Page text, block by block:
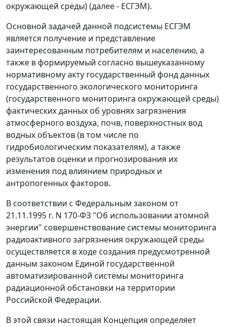
окружающей среды) (далее - ЕСГЭМ).
Основной задачей данной подсистемы ЕСГЭМ
является получение и представление
заинтересованным потребителям и населению, а
также в формируемый согласно вышеуказанному
нормативному акту государственный фонд данных
государственного экологического мониторинга
(государственного мониторинга окружающей среды)
фактических данных об уровнях загрязнения
атмосферного воздуха, почв, поверхностных вод
водных объектов (в том числе по
гидробиологическим показателям), а также
результатов оценки и прогнозирования их
изменения под влиянием природных и
антропогенных факторов.
В соответствии с Федеральным законом от
21.11.1995 г. N 170-ФЗ "Об использовании атомной
энергии" совершенствование системы мониторинга
радиоактивного загрязнения окружающей среды
осуществляется в ходе создания предусмотренной
данным законом Единой государственной
автоматизированной системы мониторинга
радиационной обстановки на территории
Российской Федерации.
В этой связи настоящая Концепция определяет